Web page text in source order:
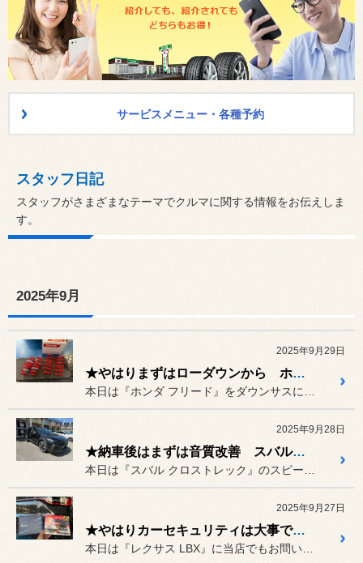
サービスメニュー・各種予約
スタッフ日記
スタッフがさまざまなテーマでクルマに関する情報をお伝えしま
す。
2025年9月
2025年9月29日
★やはりまずはローダウンから ホンダ フリード GT5★
2025年9月28日
★納車後はまずは音質改善 スバル クロストレック★
2025年9月27日
★やはりカーセキュリティは大事です レクサス LBX★